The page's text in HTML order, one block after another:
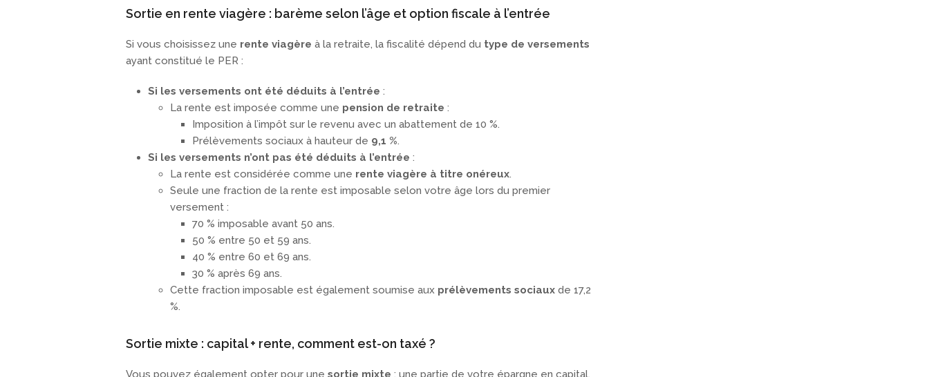
Sortie en rente viagère : barème selon l’âge et option fiscale à l’entrée
Si vous choisissez une rente viagère à la retraite, la fiscalité dépend du type de versements
ayant constitué le PER :
Si les versements ont été déduits à l’entrée :
La rente est imposée comme une pension de retraite :
Imposition à l’impôt sur le revenu avec un abattement de 10 %.
Prélèvements sociaux à hauteur de 9,1 %.
Si les versements n’ont pas été déduits à l’entrée :
La rente est considérée comme une rente viagère à titre onéreux.
Seule une fraction de la rente est imposable selon votre âge lors du premier
versement :
70 % imposable avant 50 ans.
50 % entre 50 et 59 ans.
40 % entre 60 et 69 ans.
30 % après 69 ans.
Cette fraction imposable est également soumise aux prélèvements sociaux de 17,2
%.
Sortie mixte : capital + rente, comment est-on taxé ?
Vous pouvez également opter pour une sortie mixte : une partie de votre épargne en capital,